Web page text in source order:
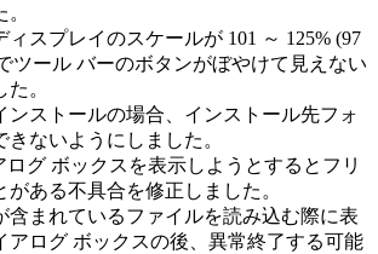
ィスプレイのスケールが 101 ～ 125% (97
ツール バーのボタンがぼやけて見えない
。
ンストールの場合、インストール先フォ
きないようにしました。
ログ ボックスを表示しようとするとフリ
がある不具合を修正しました。
含まれているファイルを読み込む際に表
アログ ボックスの後、異常終了する可能